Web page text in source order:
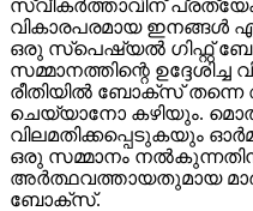
സ്വീകർത്താവിന്
വികാരപരമായ ഇനങ്ങൾ
ഒരു സ്പെഷ്യൽ ഗിഫ്റ്റ്
സമ്മാനത്തിന്റെ ഉദ്ദേശിച്ച
രീതിയിൽ ബോക്സ് തന്നെ
ചെയ്യാനോ കഴിയും.
വിലമതിക്കപ്പെടുകയും
ഒരു സമ്മാനം
അർത്ഥവത്തായതുമായ
ബോക്സ്.